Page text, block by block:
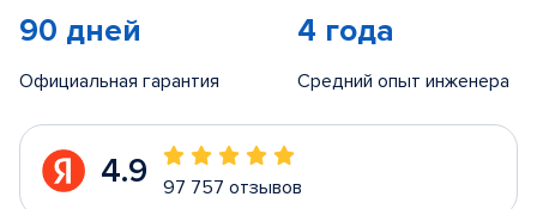
90 дней
Официальная гарантия
4 года
Средний опыт инженера
4.9 97 757 отзывов